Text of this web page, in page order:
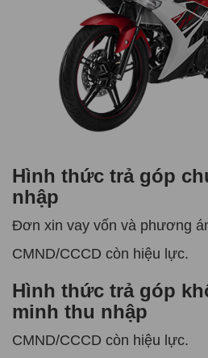
Hình thức trả góp
nhập
Đơn xin vay vốn và phương
CMND/CCCD còn hiệu lực.
Hình thức trả góp
minh thu nhập
CMND/CCCD còn hiệu lực.